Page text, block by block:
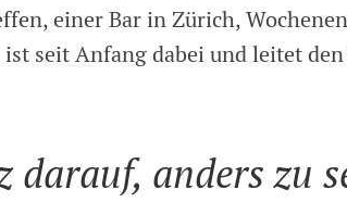
einer Bar in Zürich,
seit Anfang dabei und leitet den
darauf, anders zu